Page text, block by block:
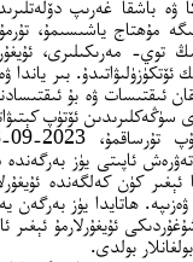
ۋە باشقا غەرىپ
مۇھتاج ياشىسىمۇ،
توي- مەرىكىلىرى،
ئۆتكۈزۈلىۋاتىدۇ. بىر
ئىقتىسات ۋە بۇ
سۈڭەكلىرىدىن ئۆتۈپ
تەۋرەش ئاپىتى يۈز
كۈن كەلگەندە
ھاتايدا يۈز بەرگەن
ئۇيغۇرلارمۇ ئېغىر
بولدى.